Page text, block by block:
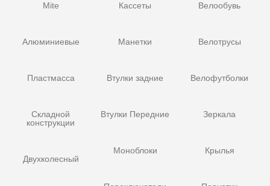
Mite
Алюминиевые
Пластмасса
Складной
конструкции
Двухколесный
Кассеты
Манетки
Втулки задние
Втулки Передние
Моноблоки
Велообувь
Велотрусы
Велофутболки
Зеркала
Крылья